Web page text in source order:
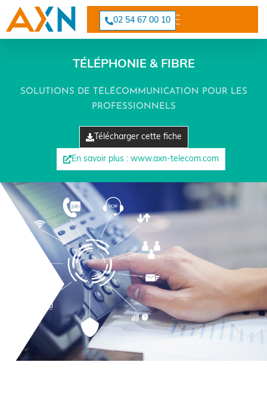
02 54 67 00 10
TÉLÉPHONIE & FIBRE
SOLUTIONS DE TÉLÉCOMMUNICATION POUR LES
PROFESSIONNELS
Télécharger cette fiche
En savoir plus : www.axn-telecom.com
Cookies management panel